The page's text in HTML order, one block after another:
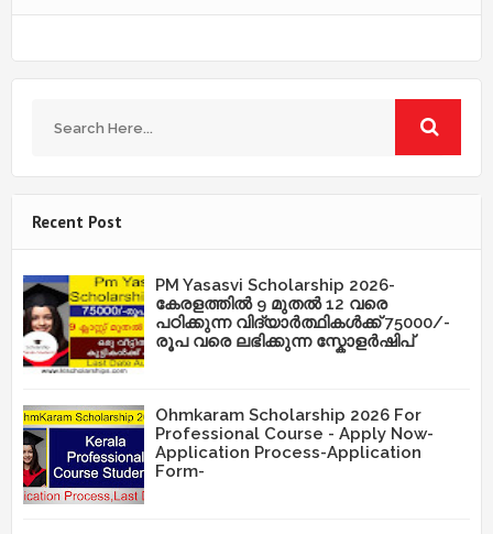
Recent Post
PM Yasasvi Scholarship 2026-
കേരളത്തിൽ 9 മുതൽ 12 വരെ
പഠിക്കുന്ന വിദ്യാർത്ഥികൾക്ക് 75000/-
രൂപ വരെ ലഭിക്കുന്ന സ്കോളർഷിപ്
Ohmkaram Scholarship 2026 For
Professional Course - Apply Now-
Application Process-Application
Form-